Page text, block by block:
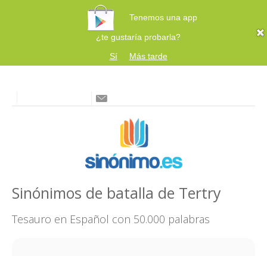
Tenemos una app
¿te gustaría probarla?
Sí
Más tarde
Sinónimos de batalla de Tertry
Tesauro en Español con 50.000 palabras